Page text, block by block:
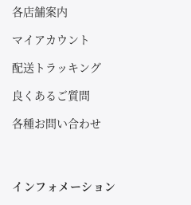
各店舗案内
マイアカウント
配送トラッキング
良くあるご質問
各種お問い合わせ
インフォメーション